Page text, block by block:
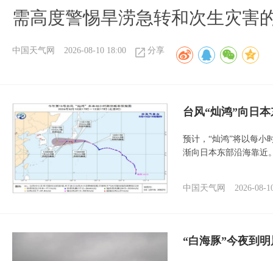
需高度警惕旱涝急转和次生灾害
中国天气网 2026-08-10 18:00 分享
台风“灿鸿”向日
预计，“灿鸿”将以每小
渐向日本东部沿海靠近
中国天气网 2026-08-
“白海豚”今夜到